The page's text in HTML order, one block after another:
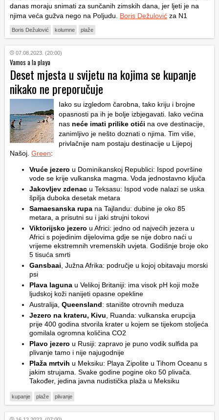
danas moraju snimati za sunčanih zimskih dana, jer ljeti je na
njima veća gužva nego na Poljudu. Boris Dežulović za N1
Boris Dežulović kolumne plaže
07.08.2023. (20:00)
Vamos a la playa
Deset mjesta u svijetu na kojima se kupanje
nikako ne preporučuje
Iako su izgledom čarobna, tako kriju i brojne
opasnosti pa ih je bolje izbjegavati. Iako većina
nas neće imati prilike otići na ove destinacije,
zanimljivo je nešto doznati o njima. Tim više,
privlačnije nam postaju destinacije u Lijepoj
Našoj. Green:
Vruće jezero u Dominikanskoj Republici: Ispod površine
vode se krije vulkanska magma. Voda jednostavno ključa
Jakovljev zdenac u Teksasu: Ispod vode nalazi se uska
špilja duboka desetak metara
Samaesanska rupa na Tajlandu: dubine je oko 85
metara, a prisutni su i jaki strujni tokovi
Viktorijsko jezero u Africi: jedno od najvećih jezera u
Africi s pojedinim dijelovima gdje se nije dobro naći u
vrijeme ekstremnih vremenskih uvjeta. Godišnje broje oko
5 tisuća smrti
Gansbaai , Južna Afrika: područje u kojoj obitavaju morski
psi
Plava laguna u Velikoj Britaniji: ima visok pH koji može
ljudskoj koži nanijeti opasne opekline
Australija, Queensland: stanište otrovnih meduza
Jezero na krateru, Kivu , Ruanda: vulkanska erupcija
prije 400 godina stvorila krater u kojem se tijekom stoljeća
gomilala ogromna količina CO2
Plavo jezero u Rusiji: zapravo je puno vodik sulfida pa
plivanje tamo i nije najugodnije
Plaža mrtvih u Meksiku: Playa Zipolite u Tihom Oceanu s
jakim strujama. Svake godine pogine oko 50 plivača.
Također, jedina javna nudistička plaža u Meksiku
kupanje plaže plivanje